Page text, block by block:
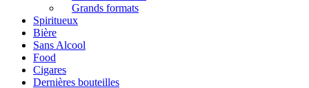
Grands formats
Spiritueux
Bière
Sans Alcool
Food
Cigares
Dernières bouteilles